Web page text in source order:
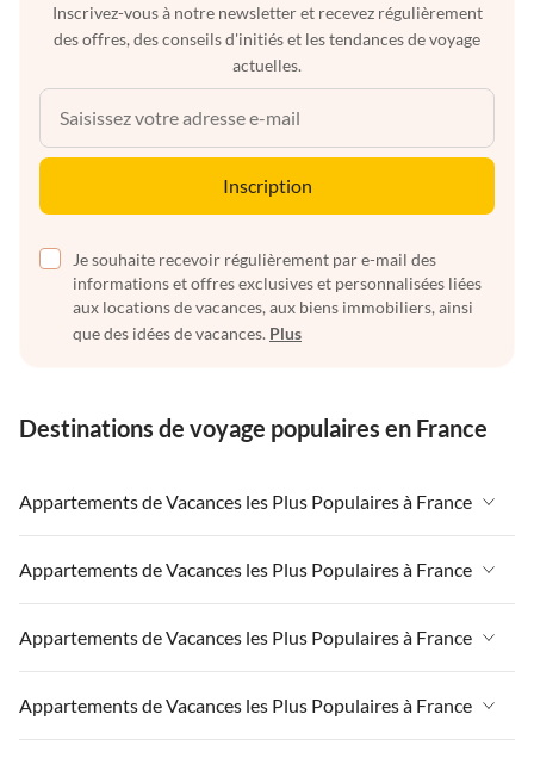
Inscrivez-vous à notre newsletter et recevez régulièrement
des offres, des conseils d'initiés et les tendances de voyage
actuelles.
Inscription
Je souhaite recevoir régulièrement par e-mail des
informations et offres exclusives et personnalisées liées
aux locations de vacances, aux biens immobiliers, ainsi
que des idées de vacances. Plus
Destinations de voyage populaires en France
Appartements de Vacances les Plus Populaires à France
Appartements de Vacances à France
Appartements de Vacances à Paris-Ile de France
Appartements de Vacances à Paris
Appartements de Vacances à Côte atlantique
Appartements de Vacances les Plus Populaires à France
Appartements de Vacances à France
Appartements de Vacances à Paris-Ile de France
Appartements de Vacances à Paris
Appartements de Vacances les Plus Populaires à France
Appartements de Vacances à France
Appartements de Vacances à Paris-Ile de France
Appartements de Vacances les Plus Populaires à France